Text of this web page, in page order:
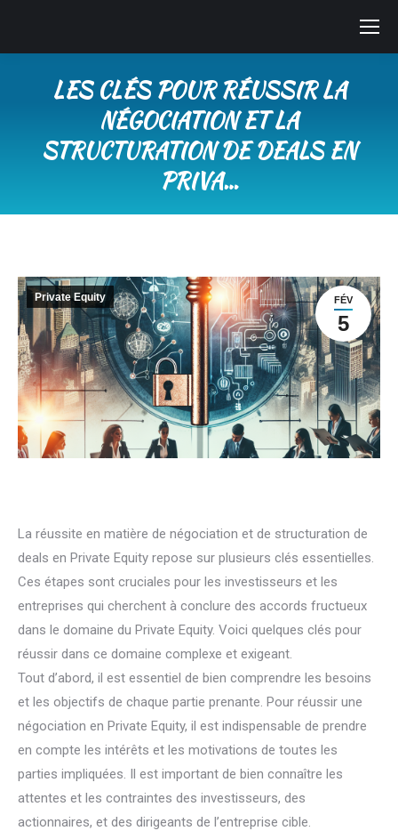
LES CLÉS POUR RÉUSSIR LA
NÉGOCIATION ET LA
STRUCTURATION DE DEALS EN
PRIVA…
FÉV
5
Private Equity
La réussite en matière de négociation et de structuration de
deals en Private Equity repose sur plusieurs clés essentielles.
Ces étapes sont cruciales pour les investisseurs et les
entreprises qui cherchent à conclure des accords fructueux
dans le domaine du Private Equity. Voici quelques clés pour
réussir dans ce domaine complexe et exigeant.
Tout d’abord, il est essentiel de bien comprendre les besoins
et les objectifs de chaque partie prenante. Pour réussir une
négociation en Private Equity, il est indispensable de prendre
en compte les intérêts et les motivations de toutes les
parties impliquées. Il est important de bien connaître les
attentes et les contraintes des investisseurs, des
actionnaires, et des dirigeants de l’entreprise cible.